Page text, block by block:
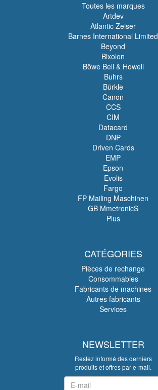
Toutes les marques
Artdev
Atlantic Zeiser
Barnes International Limited
Beyond
Bixolon
Böwe Bell & Howell
Buhrs
Bürkle
Canon
CCS
CIM
Datacard
DNP
Driven Cards
EMP
Epson
Evolis
Fargo
FP Mailing Maschinen
GB MmetronicS
Plus
CATÉGORIES
Pièces de rechange
Consommables
Fabricants de machines
Autres fabricants
Services
NEWSLETTER
Restez informé des derniers
produits et offres par e-mail.